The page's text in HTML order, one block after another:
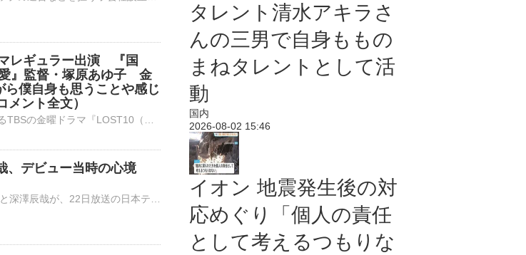
レギュラー出演 『国
』監督・塚原あゆ子 金
僕自身も思うことや感じ
ント全文）
、デビュー当時の心境
タレント清水アキラさ
んの三男で自身ももの
まねタレントとして活
動
国内
2026-08-02 15:46
イオン 地震発生後の対
応めぐり「個人の責任
として考えるつもりな